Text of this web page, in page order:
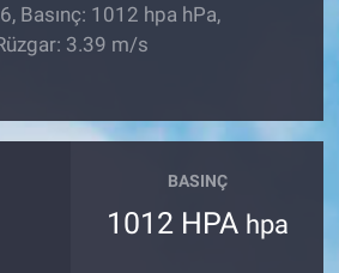
Basınç: 1012 hpa hPa,
3.39 m/s
BASINÇ
1012 HPA hpa